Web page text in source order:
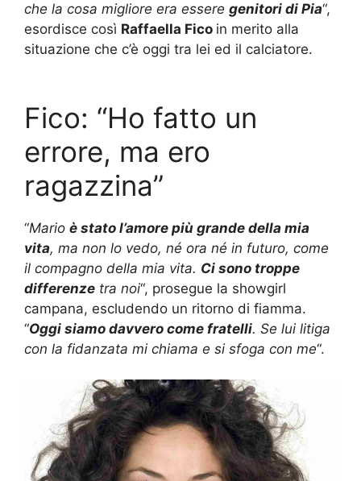
che la cosa migliore era essere genitori di Pia“,
esordisce così Raffaella Fico in merito alla
situazione che c’è oggi tra lei ed il calciatore.
Fico: “Ho fatto un
errore, ma ero
ragazzina”
“Mario è stato l’amore più grande della mia
vita, ma non lo vedo, né ora né in futuro, come
il compagno della mia vita. Ci sono troppe
differenze tra noi“, prosegue la showgirl
campana, escludendo un ritorno di fiamma.
“Oggi siamo davvero come fratelli. Se lui litiga
con la fidanzata mi chiama e si sfoga con me“.